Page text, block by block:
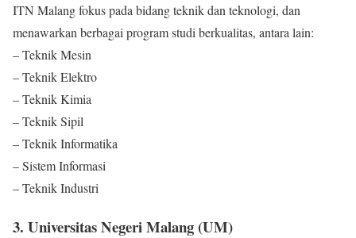
ITN Malang fokus pada bidang teknik dan teknologi, dan
menawarkan berbagai program studi berkualitas, antara lain:
– Teknik Mesin
– Teknik Elektro
– Teknik Kimia
– Teknik Sipil
– Teknik Informatika
– Sistem Informasi
– Teknik Industri
3. Universitas Negeri Malang (UM)